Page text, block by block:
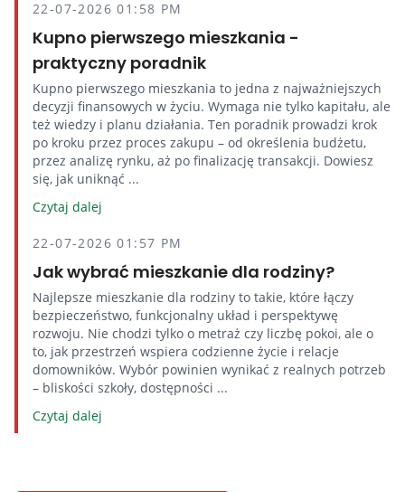
22-07-2026 01:58 PM
Kupno pierwszego mieszkania -
praktyczny poradnik
Kupno pierwszego mieszkania to jedna z najważniejszych
decyzji finansowych w życiu. Wymaga nie tylko kapitału, ale
też wiedzy i planu działania. Ten poradnik prowadzi krok
po kroku przez proces zakupu – od określenia budżetu,
przez analizę rynku, aż po finalizację transakcji. Dowiesz
się, jak uniknąć ...
Czytaj dalej
22-07-2026 01:57 PM
Jak wybrać mieszkanie dla rodziny?
Najlepsze mieszkanie dla rodziny to takie, które łączy
bezpieczeństwo, funkcjonalny układ i perspektywę
rozwoju. Nie chodzi tylko o metraż czy liczbę pokoi, ale o
to, jak przestrzeń wspiera codzienne życie i relacje
domowników. Wybór powinien wynikać z realnych potrzeb
– bliskości szkoły, dostępności ...
Czytaj dalej